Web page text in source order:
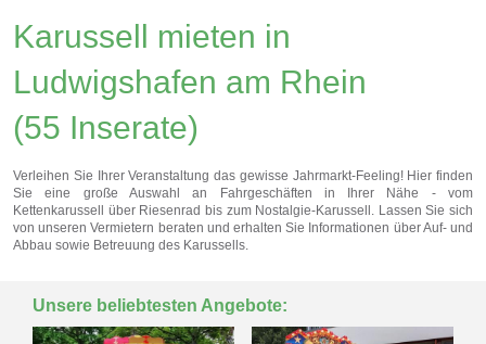
Karussell mieten in
Ludwigshafen am Rhein
(55 Inserate)
Verleihen Sie Ihrer Veranstaltung das gewisse Jahrmarkt-Feeling! Hier finden
Sie eine große Auswahl an Fahrgeschäften in Ihrer Nähe - vom
Kettenkarussell über Riesenrad bis zum Nostalgie-Karussell. Lassen Sie sich
von unseren Vermietern beraten und erhalten Sie Informationen über Auf- und
Abbau sowie Betreuung des Karussells.
Unsere beliebtesten Angebote: